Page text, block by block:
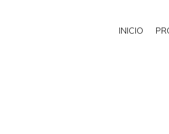
INICIO